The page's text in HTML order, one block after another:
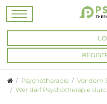
Psychotherapie
Vor dem
Wer darf Psychotherapie